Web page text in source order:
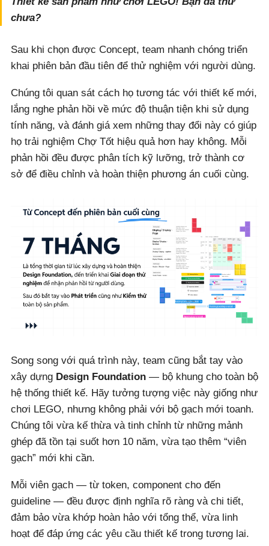
chưa?
Sau khi chọn được Concept, team nhanh chóng triển
khai phiên bản đầu tiên để thử nghiệm với người dùng.
Chúng tôi quan sát cách họ tương tác với thiết kế mới,
lắng nghe phản hồi về mức độ thuận tiện khi sử dụng
tính năng, và đánh giá xem những thay đổi này có giúp
họ trải nghiệm Chợ Tốt hiệu quả hơn hay không. Mỗi
phản hồi đều được phân tích kỹ lưỡng, trở thành cơ
sở để điều chỉnh và hoàn thiện phương án cuối cùng.
Song song với quá trình này, team cũng bắt tay vào
xây dựng Design Foundation— bộ khung cho toàn bộ
hệ thống thiết kế. Hãy tưởng tượng việc này giống như
chơi LEGO, nhưng không phải với bộ gạch mới toanh.
Chúng tôi vừa kế thừa và tinh chỉnh từ những mảnh
ghép đã tồn tại suốt hơn 10 năm, vừa tạo thêm “viên
gạch” mới khi cần.
Mỗi viên gạch — từ token, component cho đến
guideline — đều được định nghĩa rõ ràng và chi tiết,
đảm bảo vừa khớp hoàn hảo với tổng thể, vừa linh
hoạt để đáp ứng các yêu cầu thiết kế trong tương lai.